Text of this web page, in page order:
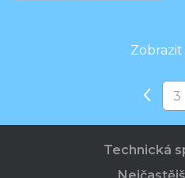
Technická